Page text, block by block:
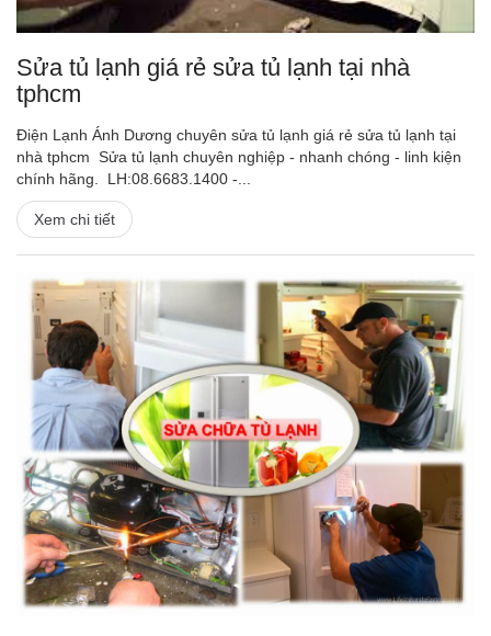
Sửa tủ lạnh giá rẻ sửa tủ lạnh tại nhà
tphcm
Điện Lạnh Ánh Dương chuyên sửa tủ lạnh giá rẻ sửa tủ lạnh tại
nhà tphcm Sửa tủ lạnh chuyên nghiệp - nhanh chóng - linh kiện
chính hãng. LH:08.6683.1400 -...
Xem chi tiết